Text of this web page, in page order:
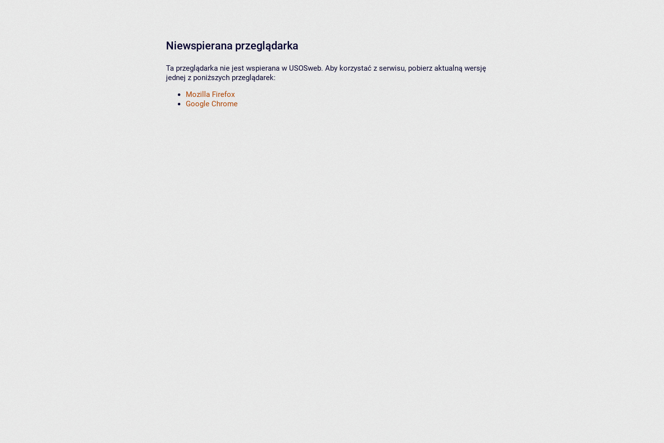
Niewspierana przeglądarka
Ta przeglądarka nie jest wspierana w USOSweb. Aby korzystać z serwisu, pobierz aktualną wersję
jednej z poniższych przeglądarek:
Mozilla Firefox
Google Chrome